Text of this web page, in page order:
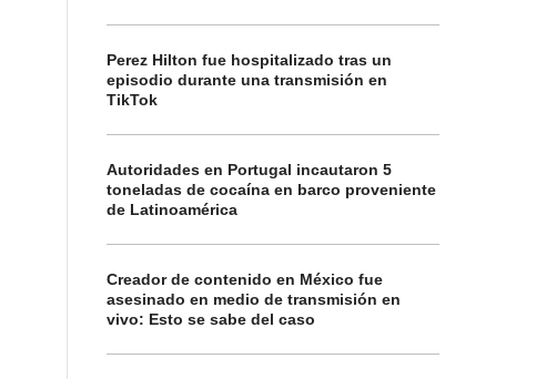
Perez Hilton fue hospitalizado tras un
episodio durante una transmisión en
TikTok
Autoridades en Portugal incautaron 5
toneladas de cocaína en barco proveniente
de Latinoamérica
Creador de contenido en México fue
asesinado en medio de transmisión en
vivo: Esto se sabe del caso